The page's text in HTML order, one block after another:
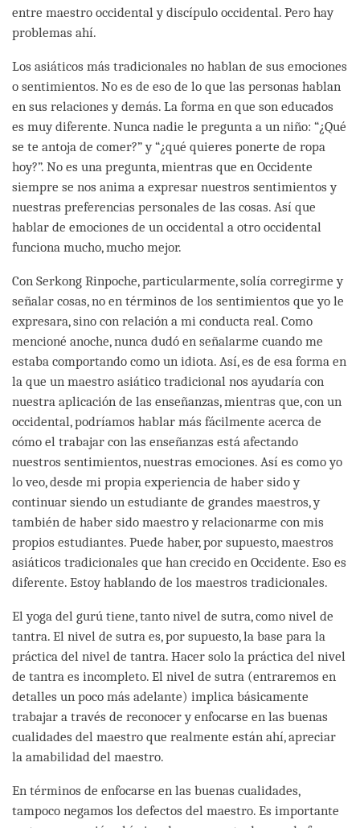
entre maestro occidental y discípulo occidental. Pero hay
problemas ahí.
Los asiáticos más tradicionales no hablan de sus emociones
o sentimientos. No es de eso de lo que las personas hablan
en sus relaciones y demás. La forma en que son educados
es muy diferente. Nunca nadie le pregunta a un niño: “¿Qué
se te antoja de comer?” y “¿qué quieres ponerte de ropa
hoy?”. No es una pregunta, mientras que en Occidente
siempre se nos anima a expresar nuestros sentimientos y
nuestras preferencias personales de las cosas. Así que
hablar de emociones de un occidental a otro occidental
funciona mucho, mucho mejor.
Con Serkong Rinpoche, particularmente, solía corregirme y
señalar cosas, no en términos de los sentimientos que yo le
expresara, sino con relación a mi conducta real. Como
mencioné anoche, nunca dudó en señalarme cuando me
estaba comportando como un idiota. Así, es de esa forma en
la que un maestro asiático tradicional nos ayudaría con
nuestra aplicación de las enseñanzas, mientras que, con un
occidental, podríamos hablar más fácilmente acerca de
cómo el trabajar con las enseñanzas está afectando
nuestros sentimientos, nuestras emociones. Así es como yo
lo veo, desde mi propia experiencia de haber sido y
continuar siendo un estudiante de grandes maestros, y
también de haber sido maestro y relacionarme con mis
propios estudiantes. Puede haber, por supuesto, maestros
asiáticos tradicionales que han crecido en Occidente. Eso es
diferente. Estoy hablando de los maestros tradicionales.
El yoga del gurú tiene, tanto nivel de sutra, como nivel de
tantra. El nivel de sutra es, por supuesto, la base para la
práctica del nivel de tantra. Hacer solo la práctica del nivel
de tantra es incompleto. El nivel de sutra (entraremos en
detalles un poco más adelante) implica básicamente
trabajar a través de reconocer y enfocarse en las buenas
cualidades del maestro que realmente están ahí, apreciar
la amabilidad del maestro.
En términos de enfocarse en las buenas cualidades,
tampoco negamos los defectos del maestro. Es importante